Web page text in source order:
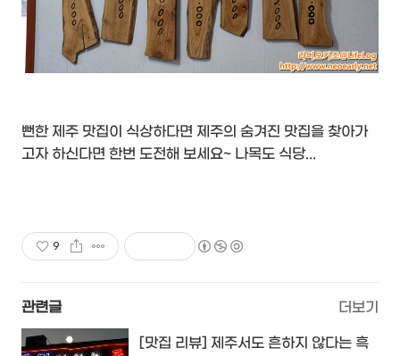
뻔한 제주 맛집이 식상하다면 제주의 숨겨진 맛집을 찾아가
고자 하신다면 한번 도전해 보세요~ 나목도 식당...
9
관련글 더보기
[맛집 리뷰] 제주서도 흔하지 않다는 흑